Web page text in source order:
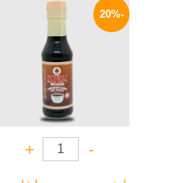
-20%
-
+
الأصلي
الحالي
هو:
67 EGP.